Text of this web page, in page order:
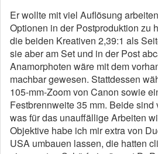
Er wollte mit viel Auflösung
Optionen in der Postproduktion zu
die beiden Kreativen 2,39:1 als
sie aber am Set und in der Post
Anamorphoten wäre mit dem
machbar gewesen. Stattdessen
105-mm-Zoom von Canon sowie
Festbrennweite 35 mm. Beide
was für das unauffällige Arbeiten
Objektive habe ich mir extra von
USA umbauen lassen, die hatten